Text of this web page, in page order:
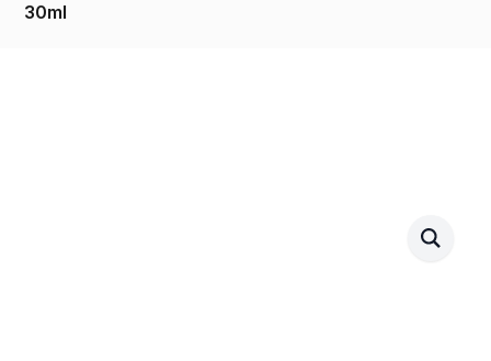
30ml